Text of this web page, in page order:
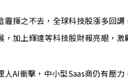
霾揮之不去，全球科技股漲多回
，加上輝達等科技股財報亮眼，激
人AI衝擊，中小型Saas商仍有壓